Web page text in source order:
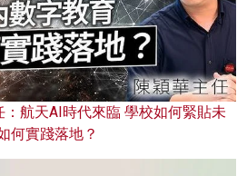
航天AI時代來臨 學校如何緊貼未
何實踐落地？